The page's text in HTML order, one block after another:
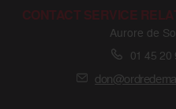
CONTACT SERVICE
Aurore de
01 45 20